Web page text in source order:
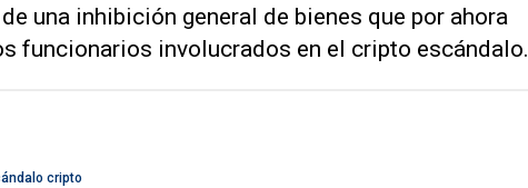
una inhibición general de bienes que por ahora
funcionarios involucrados en el cripto escándalo.
cripto